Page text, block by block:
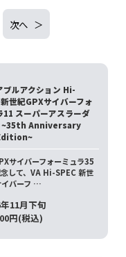
次へ
ブルアクション Hi-
世紀GPXサイバーフォ
11 スーパーアスラーダ
~35th Anniversary
サイバーフォーミュラ35
して、VA Hi-SPEC 新世
イバーフ …
11月下旬
円(税込)